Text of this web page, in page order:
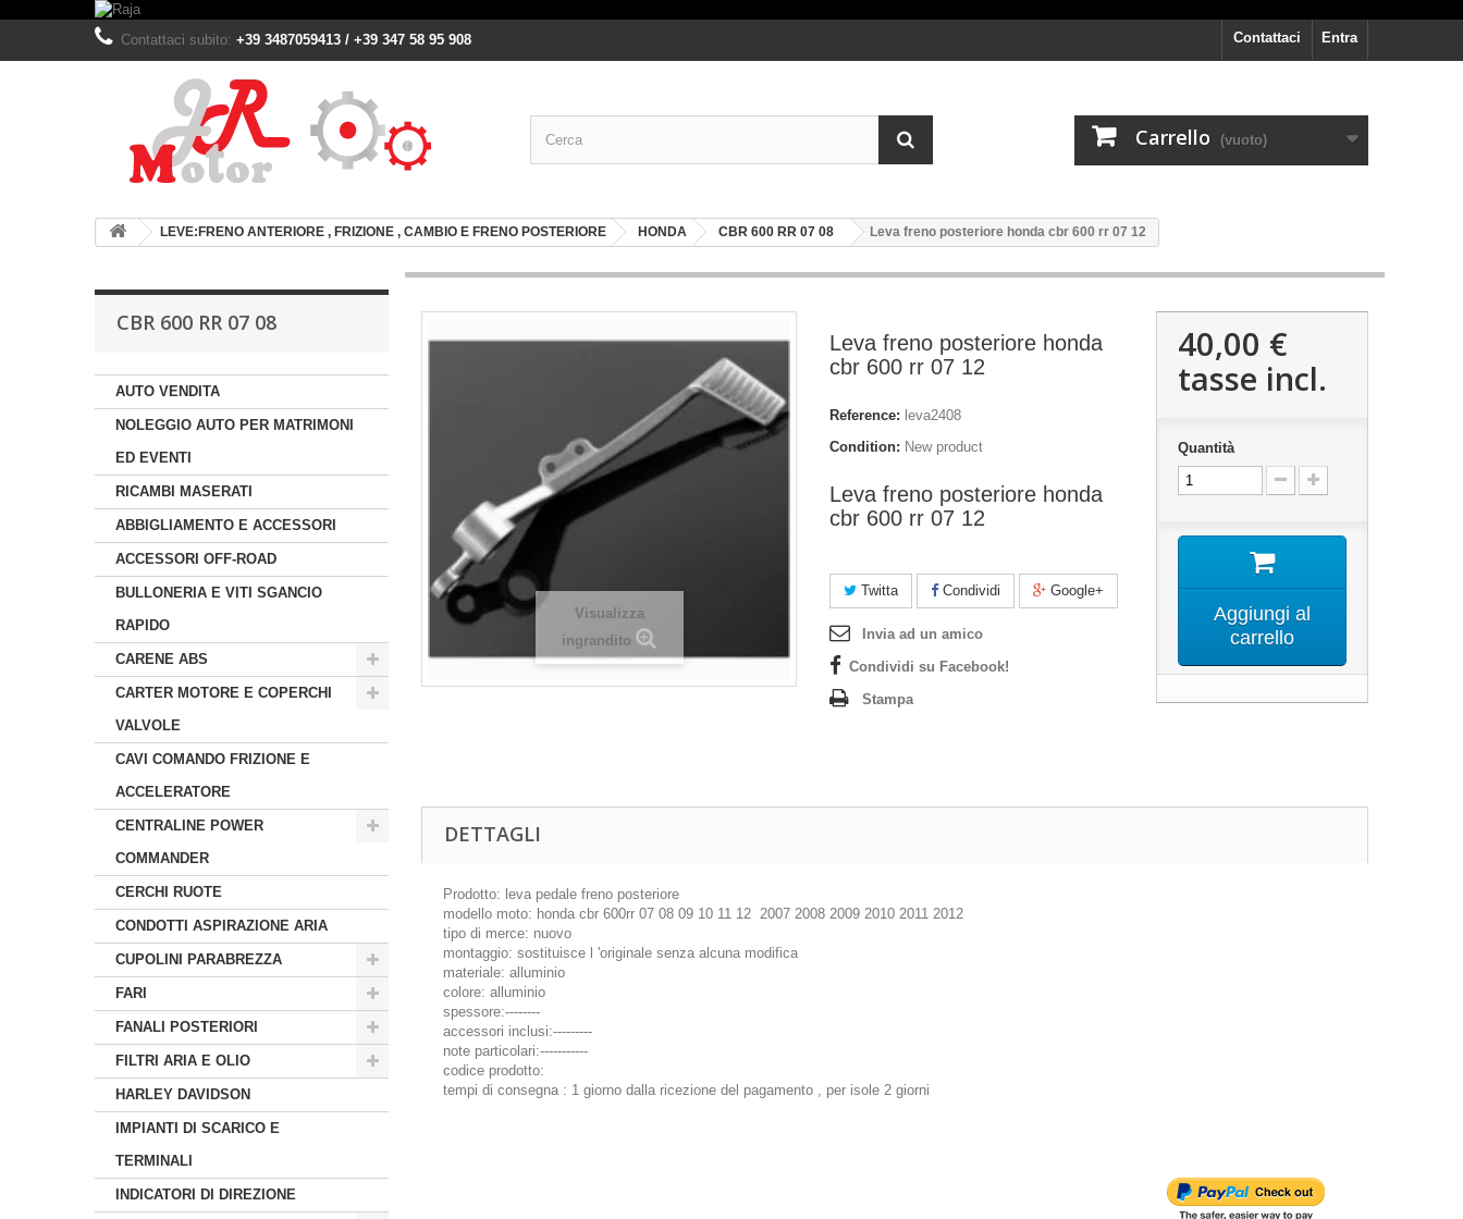
Entra
Contattaci
Contattaci subito: +39 3487059413 / +39 347 58 95 908
Carrello (vuoto)
LEVE:FRENO ANTERIORE , FRIZIONE , CAMBIO E FRENO POSTERIORE HONDA CBR 600 RR 07 08 Leva freno posteriore honda cbr 600 rr 07 12
CBR 600 RR 07 08
AUTO VENDITA
NOLEGGIO AUTO PER MATRIMONI
ED EVENTI
RICAMBI MASERATI
ABBIGLIAMENTO E ACCESSORI
ACCESSORI OFF-ROAD
BULLONERIA E VITI SGANCIO
RAPIDO
CARENE ABS
CARTER MOTORE E COPERCHI
VALVOLE
CAVI COMANDO FRIZIONE E
ACCELERATORE
CENTRALINE POWER
COMMANDER
CERCHI RUOTE
CONDOTTI ASPIRAZIONE ARIA
CUPOLINI PARABREZZA
FARI
FANALI POSTERIORI
FILTRI ARIA E OLIO
HARLEY DAVIDSON
IMPIANTI DI SCARICO E
TERMINALI
INDICATORI DI DIREZIONE
Visualizza
ingrandito
Leva freno posteriore honda
cbr 600 rr 07 12
Reference: leva2408
Condition: New product
Leva freno posteriore honda
cbr 600 rr 07 12
Twitta Condividi Google+
Invia ad un amico
Condividi su Facebook!
Stampa
40,00 €
tasse incl.
Quantità
Aggiungi al
carrello
DETTAGLI
Prodotto: leva pedale freno posteriore
modello moto: honda cbr 600rr 07 08 09 10 11 12 2007 2008 2009 2010 2011 2012
tipo di merce: nuovo
montaggio: sostituisce l 'originale senza alcuna modifica
materiale: alluminio
colore: alluminio
spessore:--------
accessori inclusi:---------
note particolari:-----------
codice prodotto:
tempi di consegna : 1 giorno dalla ricezione del pagamento , per isole 2 giorni